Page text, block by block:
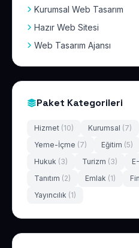
Kurumsal Web Tasarım
Hazır Web Sitesi
Web Tasarım Ajansı
Paket Kategorileri
Hizmet (10) Kurumsal (7)
Yeme-İçme (7) Eğitim (5)
Hukuk (3) Turizm (3)
Tanıtım (2) Emlak (1)
Yayıncılık (1)